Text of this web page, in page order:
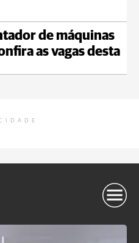
de máquinas
as vagas desta